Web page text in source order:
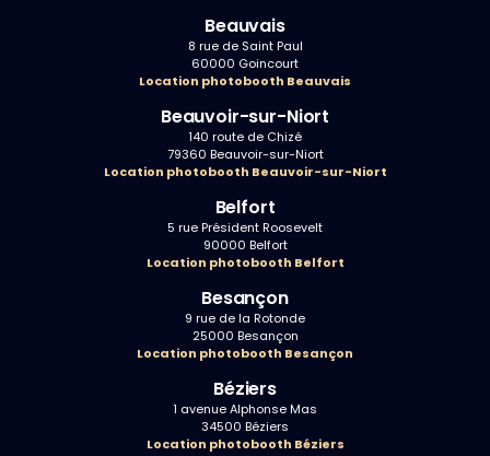
Beauvais
8 rue de Saint Paul
60000 Goincourt
Location photobooth Beauvais
Beauvoir-sur-Niort
140 route de Chizé
79360 Beauvoir-sur-Niort
Location photobooth Beauvoir-sur-Niort
Belfort
5 rue Président Roosevelt
90000 Belfort
Location photobooth Belfort
Besançon
9 rue de la Rotonde
25000 Besançon
Location photobooth Besançon
Béziers
1 avenue Alphonse Mas
34500 Béziers
Location photobooth Béziers